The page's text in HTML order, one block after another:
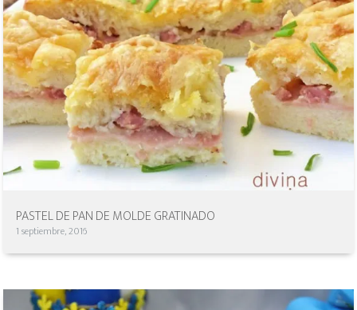
PASTEL DE PAN DE MOLDE GRATINADO
1 septiembre, 2016